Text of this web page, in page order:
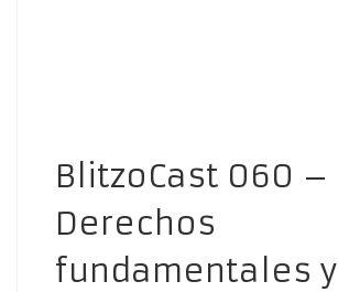
BlitzoCast 060 –
Derechos
fundamentales y